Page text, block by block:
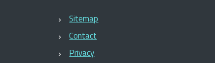
Sitemap
Contact
Privacy